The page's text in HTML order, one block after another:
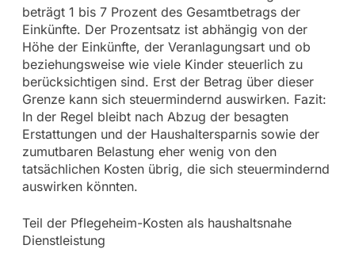
beträgt 1 bis 7 Prozent des Gesamtbetrags der
Einkünfte. Der Prozentsatz ist abhängig von der
Höhe der Einkünfte, der Veranlagungsart und ob
beziehungsweise wie viele Kinder steuerlich zu
berücksichtigen sind. Erst der Betrag über dieser
Grenze kann sich steuermindernd auswirken. Fazit:
In der Regel bleibt nach Abzug der besagten
Erstattungen und der Haushaltersparnis sowie der
zumutbaren Belastung eher wenig von den
tatsächlichen Kosten übrig, die sich steuermindernd
auswirken könnten.
Teil der Pflegeheim-Kosten als haushaltsnahe
Dienstleistung